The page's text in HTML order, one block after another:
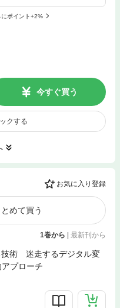
ポイント+2%
今すぐ買う
クする
お気に入り登録
めて買う
1巻から | 最新刊から
技術 迷走するデジタル変
プローチ